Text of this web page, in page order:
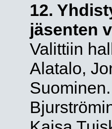
12.
jäsenten
Valittiin
Alatalo,